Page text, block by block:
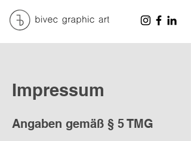
Impressum
Angaben gemäß § 5 TMG